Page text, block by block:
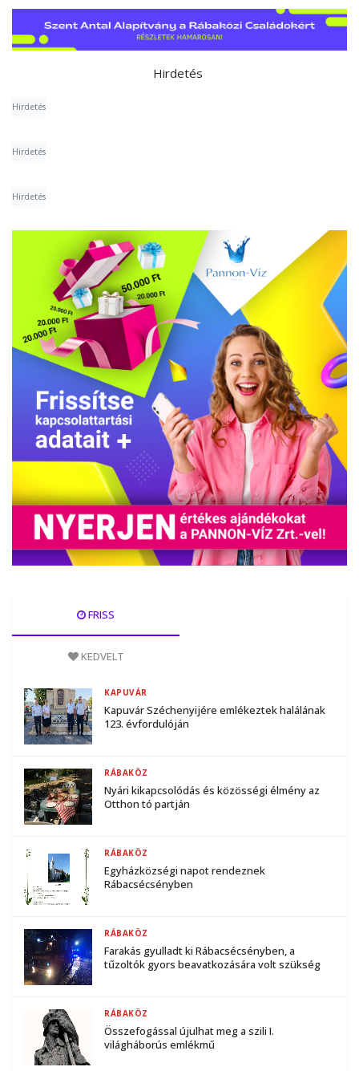
Hirdetés
Hirdetés
Hirdetés
Hirdetés
FRISS
KEDVELT
Kapuvár Széchenyijére emlékeztek halálának
123. évfordulóján
KAPUVÁR
Nyári kikapcsolódás és közösségi élmény az
Otthon tó partján
RÁBAKÖZ
Egyházközségi napot rendeznek
Rábacsécsényben
RÁBAKÖZ
Farakás gyulladt ki Rábacsécsényben, a
tűzoltók gyors beavatkozására volt szükség
RÁBAKÖZ
Összefogással újulhat meg a szili I.
világháborús emlékmű
RÁBAKÖZ